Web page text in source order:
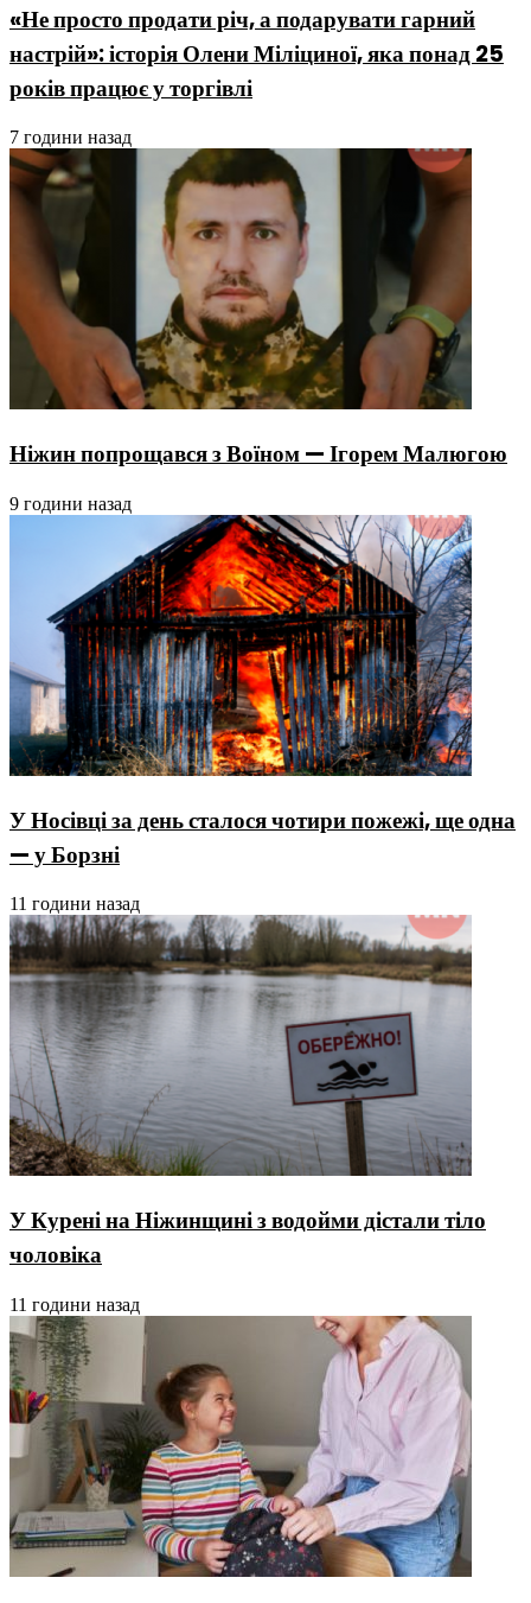
«Не просто продати річ, а подарувати гарний
настрій»: історія Олени Міліциної, яка понад 25
років працює у торгівлі
7 години назад
Ніжин попрощався з Воїном — Ігорем Малюгою
9 години назад
У Носівці за день сталося чотири пожежі, ще одна
— у Борзні
11 години назад
У Курені на Ніжинщині з водойми дістали тіло
чоловіка
11 години назад